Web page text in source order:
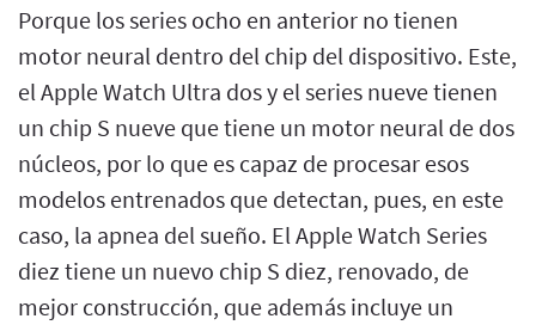
Porque los series ocho en anterior no tienen
motor neural dentro del chip del dispositivo. Este,
el Apple Watch Ultra dos y el series nueve tienen
un chip S nueve que tiene un motor neural de dos
núcleos, por lo que es capaz de procesar esos
modelos entrenados que detectan, pues, en este
caso, la apnea del sueño. El Apple Watch Series
diez tiene un nuevo chip S diez, renovado, de
mejor construcción, que además incluye un